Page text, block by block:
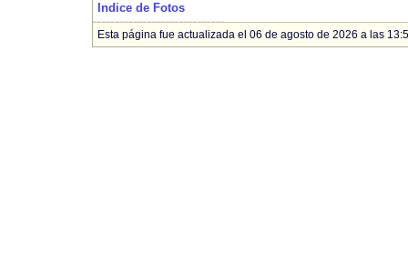
Indice de Fotos
Esta página fue actualizada el 06 de agosto de 2026 a las